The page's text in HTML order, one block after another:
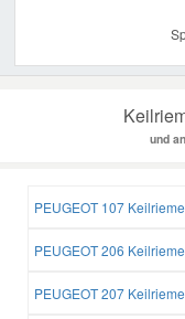
und
PEUGEOT 107
PEUGEOT 206
PEUGEOT 207